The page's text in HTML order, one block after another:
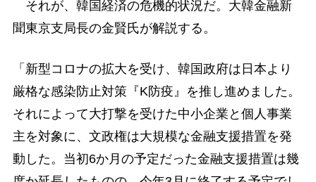
それが、韓国経済の危機的状況だ。大韓金融新
聞東京支局長の金賢氏が解説する。
「新型コロナの拡大を受け、韓国政府は日本より
厳格な感染防止対策『K防疫』を推し進めました。
それによって大打撃を受けた中小企業と個人事業
主を対象に、文政権は大規模な金融支援措置を発
動した。当初6か月の予定だった金融支援措置は幾